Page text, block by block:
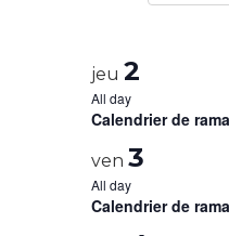
jeu 2
All day
Calendrier de
ven 3
All day
Calendrier de